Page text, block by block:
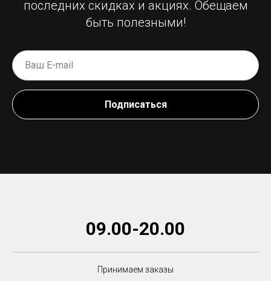
последних скидках и акциях. Обещаем
быть полезными!
Подписаться
09.00-20.00
Принимаем заказы